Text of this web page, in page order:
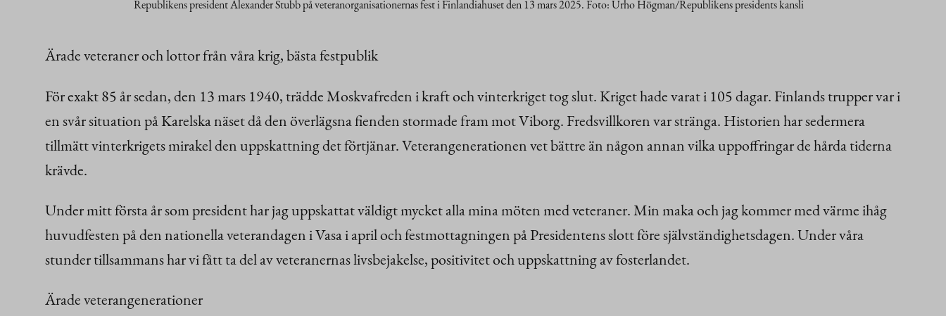
Republikens president Alexander Stubb på veteranorganisationernas fest i Finlandiahuset den 13 mars 2025. Foto: Urho Högman/Republikens presidents kansli
Ärade veteraner och lottor från våra krig, bästa festpublik
För exakt 85 år sedan, den 13 mars 1940, trädde Moskvafreden i kraft och vinterkriget tog slut. Kriget hade varat i 105 dagar. Finlands trupper var i
en svår situation på Karelska näset då den överlägsna fienden stormade fram mot Viborg. Fredsvillkoren var stränga. Historien har sedermera
tillmätt vinterkrigets mirakel den uppskattning det förtjänar. Veterangenerationen vet bättre än någon annan vilka uppoffringar de hårda tiderna
krävde.
Under mitt första år som president har jag uppskattat väldigt mycket alla mina möten med veteraner. Min maka och jag kommer med värme ihåg
huvudfesten på den nationella veterandagen i Vasa i april och festmottagningen på Presidentens slott före självständighetsdagen. Under våra
stunder tillsammans har vi fått ta del av veteranernas livsbejakelse, positivitet och uppskattning av fosterlandet.
Ärade veterangenerationer